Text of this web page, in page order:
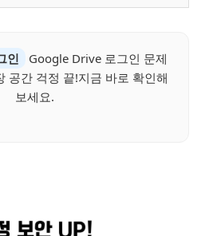
인
Google Drive 로그인 문제
공간 걱정 끝!지금 바로 확인해
보세요.